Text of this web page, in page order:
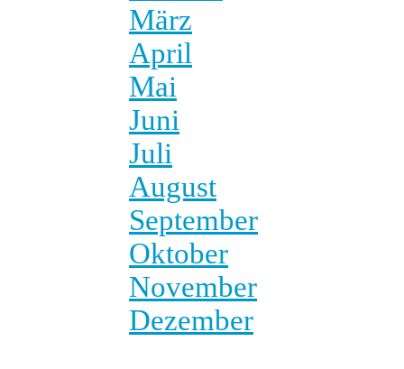
März
April
Mai
Juni
Juli
August
September
Oktober
November
Dezember